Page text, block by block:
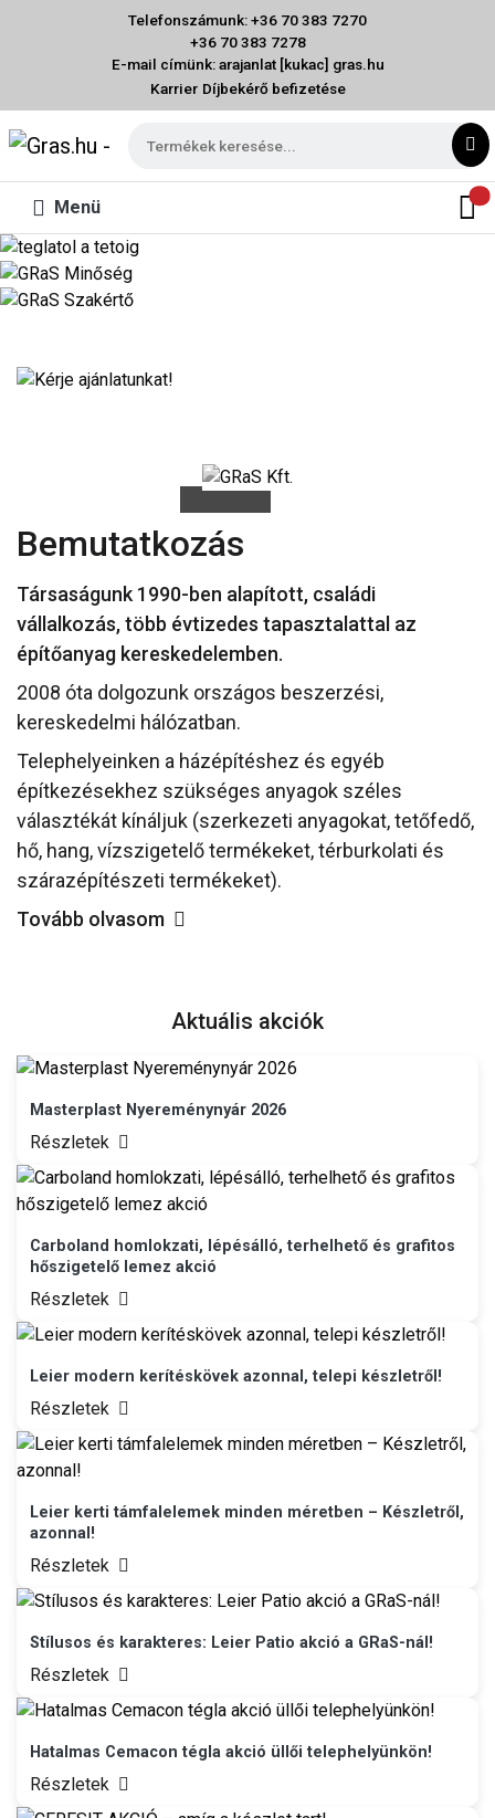
Telefonszámunk: +36 70 383 7270
+36 70 383 7278
E-mail címünk: arajanlat [kukac] gras.hu
Karrier Díjbekérő befizetése
Menü
Bemutatkozás
Társaságunk 1990-ben alapított, családi
vállalkozás, több évtizedes tapasztalattal az
építőanyag kereskedelemben.
2008 óta dolgozunk országos beszerzési,
kereskedelmi hálózatban.
Telephelyeinken a házépítéshez és egyéb
építkezésekhez szükséges anyagok széles
választékát kínáljuk (szerkezeti anyagokat, tetőfedő,
hő, hang, vízszigetelő termékeket, térburkolati és
szárazépítészeti termékeket).
Tovább olvasom
Aktuális akciók
Masterplast Nyereménynyár 2026
Részletek
Carboland homlokzati, lépésálló, terhelhető és grafitos
hőszigetelő lemez akció
Részletek
Leier modern kerítéskövek azonnal, telepi készletről!
Részletek
Leier kerti támfalelemek minden méretben – Készletről,
azonnal!
Részletek
Stílusos és karakteres: Leier Patio akció a GRaS-nál!
Részletek
Hatalmas Cemacon tégla akció üllői telephelyünkön!
Részletek